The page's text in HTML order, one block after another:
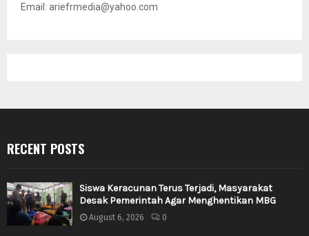
Email: ariefrmedia@yahoo.com
RECENT POSTS
Siswa Keracunan Terus Terjadi, Masyarakat
Desak Pemerintah Agar Menghentikan MBG
August 6, 2026 0